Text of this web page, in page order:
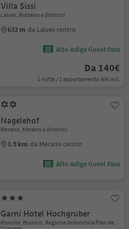
Villa Sissi
Laives, Bolzano e dintorni
632 m da Laives centro
Alto Adige Guest Pass
Da 140€
1 notte / 1 appartamento IVA incl.
Nagelehof
Merano, Merano e dintorni
1.9 km da Merano centro
Alto Adige Guest Pass
Garni Hotel Hochgruber
Riscone, Brunico, Regione dolomitica Plan de